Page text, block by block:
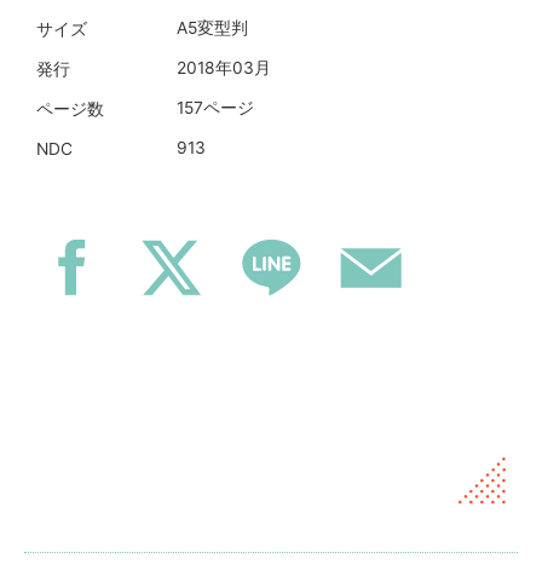
サイズ A5変型判
発行 2018年03月
ページ数 157ページ
NDC 913